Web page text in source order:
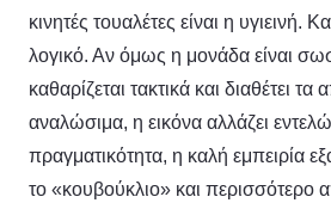
κινητές τουαλέτες είναι η υγιεινή.
λογικό. Αν όμως η μονάδα είναι
καθαρίζεται τακτικά και διαθέτει τα
αναλώσιμα, η εικόνα αλλάζει
πραγματικότητα, η καλή εμπειρία
το «κουβούκλιο» και περισσότερο